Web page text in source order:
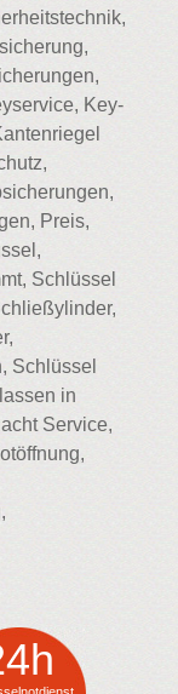
Key-
Preis,
Schlüssel
Schlüssel
in
Service,